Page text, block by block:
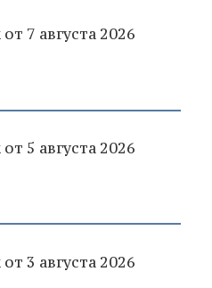
7 августа 2026
5 августа 2026
3 августа 2026